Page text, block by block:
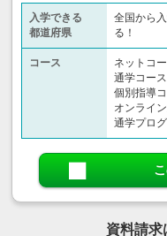
入学できる
都道府県
全国から
る！
コース
ネットコ
通学コー
個別指導
オンライ
通学プロ
資料請求